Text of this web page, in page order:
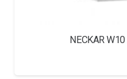
NECKAR